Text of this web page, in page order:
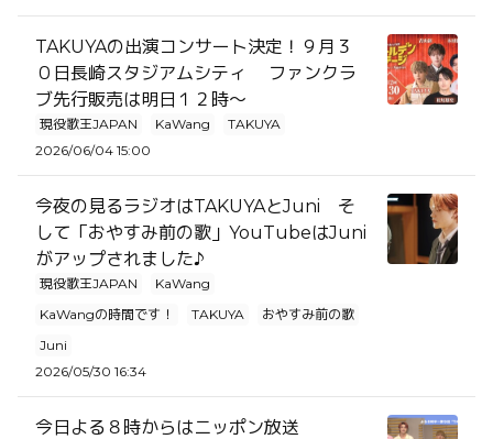
TAKUYAの出演コンサート決定！９月３
０日長崎スタジアムシティ ファンクラ
ブ先行販売は明日１２時～
現役歌王JAPAN KaWang
TAKUYA
2026/06/04 15:00
今夜の見るラジオはTAKUYAとJuni そ
して「おやすみ前の歌」YouTubeはJuni
がアップされました♪
現役歌王JAPAN
KaWang
KaWangの時間です！
TAKUYA
おやすみ前の歌
Juni
2026/05/30 16:34
今日よる８時からはニッポン放送